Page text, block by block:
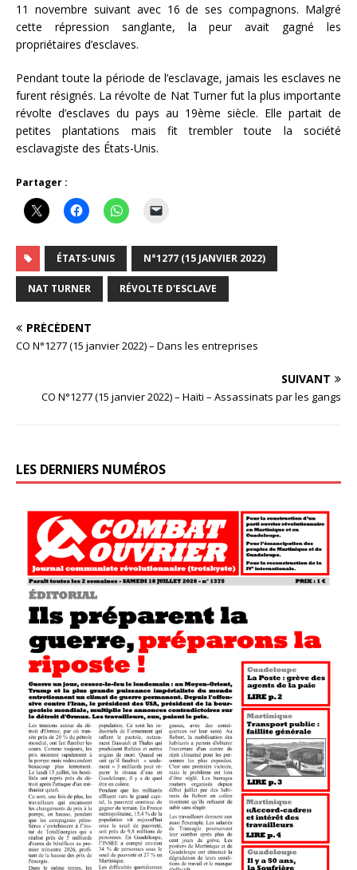
11 novembre suivant avec 16 de ses compagnons. Malgré
cette répression sanglante, la peur avait gagné les
propriétaires d’esclaves.
Pendant toute la période de l’esclavage, jamais les esclaves ne
furent résignés. La révolte de Nat Turner fut la plus importante
révolte d’esclaves du pays au 19ème siècle. Elle partait de
petites plantations mais fit trembler toute la société
esclavagiste des États-Unis.
Partager :
ÉTATS-UNIS N°1277 (15 JANVIER 2022)
NAT TURNER RÉVOLTE D'ESCLAVE
PRÉCÉDENT
CO N°1277 (15 janvier 2022) – Dans les entreprises
SUIVANT
CO N°1277 (15 janvier 2022) – Haïti – Assassinats par les gangs
LES DERNIERS NUMÉROS